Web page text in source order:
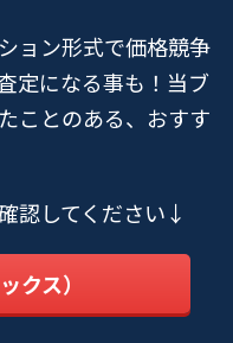
ョン形式で価格競争
定になる事も！当ブ
ことのある、おすす
認してください↓
クス）